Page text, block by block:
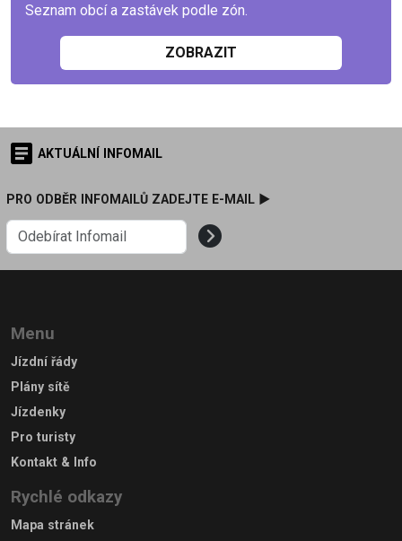
Seznam obcí a zastávek podle zón.
ZOBRAZIT
AKTUÁLNÍ INFOMAIL
PRO ODBĚR INFOMAILŮ ZADEJTE E-MAIL ►
Menu
Jízdní řády
Plány sítě
Jízdenky
Pro turisty
Kontakt & Info
Rychlé odkazy
Mapa stránek